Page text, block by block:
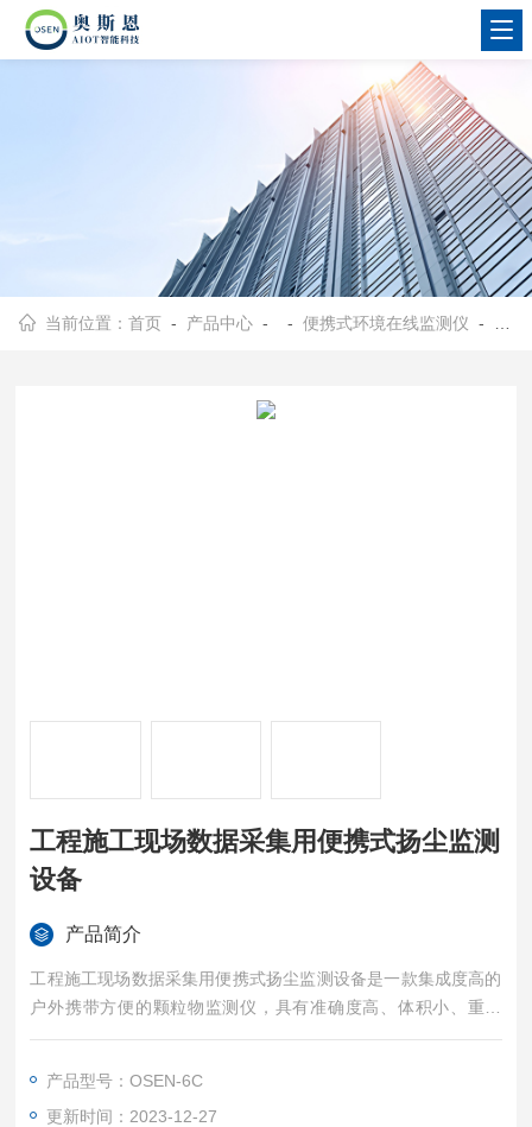
当前位置：首页 - 产品中心 - -便携式环境在线监测仪 - OSEN-6C工程施工现场数据采集用便携式扬尘监测设备
工程施工现场数据采集用便携式扬尘监测
设备
产品简介
工程施工现场数据采集用便携式扬尘监测设备是一款集成度高的
户外携带方便的颗粒物监测仪，具有准确度高、体积小、重量
轻、易于运行和户外操作时间长的特点。
产品型号：OSEN-6C
更新时间：2023-12-27